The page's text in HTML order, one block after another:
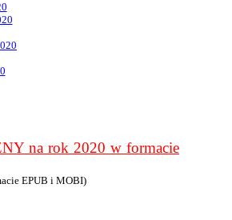
na rok 2020 w formacie
EPUB i MOBI)